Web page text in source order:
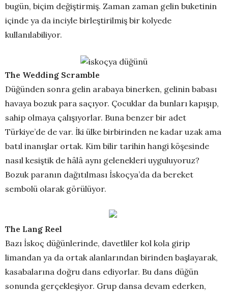
bugün, biçim değiştirmiş. Zaman zaman gelin buketinin
içinde ya da inciyle birleştirilmiş bir kolyede
kullanılabiliyor.
The Wedding Scramble
Düğünden sonra gelin arabaya binerken, gelinin babası
havaya bozuk para saçıyor. Çocuklar da bunları kapışıp,
sahip olmaya çalışıyorlar. Buna benzer bir adet
Türkiye’de de var. İki ülke birbirinden ne kadar uzak ama
batıl inanışlar ortak. Kim bilir tarihin hangi köşesinde
nasıl kesiştik de hâlâ aynı gelenekleri uyguluyoruz?
Bozuk paranın dağıtılması İskoçya’da da bereket
sembolü olarak görülüyor.
The Lang Reel
Bazı İskoç düğünlerinde, davetliler kol kola girip
limandan ya da ortak alanlarından birinden başlayarak,
kasabalarına doğru dans ediyorlar. Bu dans düğün
sonunda gerçekleşiyor. Grup dansa devam ederken,